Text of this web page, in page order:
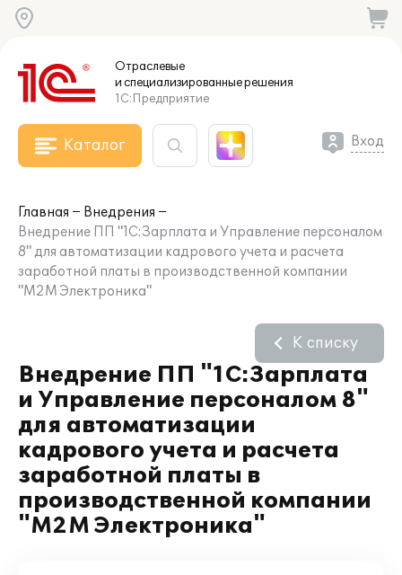
Отраслевые
и специализированныерешения
1С:Предприятие
Каталог Вход
Главная
Внедрения
Внедрение ПП "1С:Зарплата и Управление персоналом
8" для автоматизации кадрового учета и расчета
заработной платы в производственной компании
"М2М Электроника"
Внедрение ПП "1С:Зарплата
и Управление персоналом 8"
для автоматизации
кадрового учета и расчета
заработной платы в
производственной компании
"М2М Электроника"
К списку